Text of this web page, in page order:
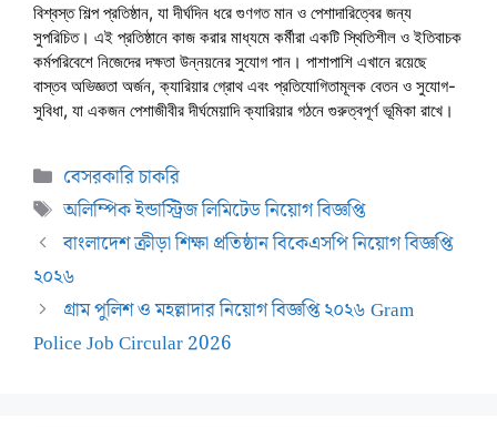
বিশ্বস্ত শিল্প প্রতিষ্ঠান, যা দীর্ঘদিন ধরে গুণগত মান ও পেশাদারিত্বের জন্য
সুপরিচিত। এই প্রতিষ্ঠানে কাজ করার মাধ্যমে কর্মীরা একটি স্থিতিশীল ও ইতিবাচক
কর্মপরিবেশে নিজেদের দক্ষতা উন্নয়নের সুযোগ পান। পাশাপাশি এখানে রয়েছে
বাস্তব অভিজ্ঞতা অর্জন, ক্যারিয়ার গ্রোথ এবং প্রতিযোগিতামূলক বেতন ও সুযোগ-
সুবিধা, যা একজন পেশাজীবীর দীর্ঘমেয়াদি ক্যারিয়ার গঠনে গুরুত্বপূর্ণ ভূমিকা রাখে।
Categories
বেসরকারি চাকরি
Tags
অলিম্পিক ইন্ডাস্ট্রিজ লিমিটেড নিয়োগ বিজ্ঞপ্তি
বাংলাদেশ ক্রীড়া শিক্ষা প্রতিষ্ঠান বিকেএসপি নিয়োগ বিজ্ঞপ্তি
২০২৬
গ্রাম পুলিশ ও মহল্লাদার নিয়োগ বিজ্ঞপ্তি ২০২৬ Gram
Police Job Circular 2026